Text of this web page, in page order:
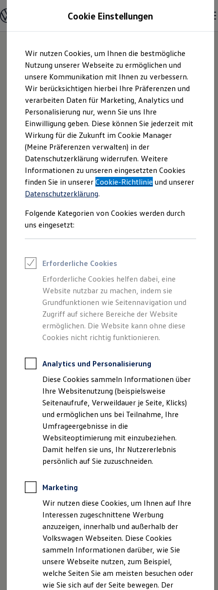
Hauptinhalt
springen
Footer
springen
Modelle und Konfigurator
Konfigurator
Modelle vergleichen
Elektroautos
ENERGY Sondermodelle
Nutzfahrzeuge
SUV und CUV
Familienautos
Kombis
Kompaktwagen
Sportwagen
Schnell verfügbare Fahrzeuge
Angebote und Produkte
Aktuelle Angebote
E-Auto-Förderung
Volkswagen Marktplatz
Die ENERGY Sondermodelle
Junge Gebrauchtwagen und Gebrauchtwagen
Volkswagen Zertifizierte Gebrauchtwagen
Elektromobilität bei Gebrauchtwagen
Saisonangebote
Reifenpakete
Leasing
Leasing-Angebote
Elektroauto Leasing
Kleinwagen-Leasing
Leasing ohne Anzahlung
Finanzierung
Autokredit mit Schlussrate
Versicherungen und Garantien
Kfz-Versicherung
Restschuldversicherungen
Garantien
Professional Class bei Volkswagen
Behörden
Direktkunden
Sonderfahrzeuge
Anpfiff zum Gewinn
Elektromobilität
Elektroautos
ID. Tutorials
Elektrofahrzeugkonzepte
ID. EVERY1
Reichweite
Rekuperation
Laden unterwegs
Laden Zuhause
Ladestationen finden
Ladezeitensimulator
Batterie
Sicherheit
Nachhaltigkeit
Technologie
Kosten und Kauf
Autohaus Otto Horn
Inh. Heike Horn e.K. |
Impressum &
Rechtliches
Hier finden Sie Informationen über uns
(Autohaus Otto Horn Inh. Heike Horn
e.K.) als verantwortlichen Anbieter von
Inhalten und Angeboten, die auf dieser
Impressum
Datenschutzerklärung
Impressum
Autohaus Otto Horn
Hainbuchenstr. 1
65597 Hünfelden
Tel.: 06438-2224
E-Mail:info@autohaus-horn.de
Inhaber: Heike Horn
Handelsregister: HRA 0830 AG Limburg
Umsatzsteuer ID gemäß §27a Umsatzsteuergesetz
Verantwortlicher im Sinne des §10 Absatz 3
Mediendienste-Staatsvertrag:
Hinweis gemäß § 36
Verbraucherstreitbeilegungsgesetz (VSBG) Wir sind
zur Teilnahme an einem Streitbeilegungsverfahren
vor einer Verbraucherschlichtungsstelle weder bereit
noch dazu verpflichtet.
Als Meisterbetrieb der Kfz-Innung bieten wir
Cookie Einstellungen
Wir nutzen Cookies, um Ihnen die bestmögliche
Nutzung unserer Webseite zu ermöglichen und
unsere Kommunikation mit Ihnen zu verbessern.
Wir berücksichtigen hierbei Ihre Präferenzen und
verarbeiten Daten für Marketing, Analytics und
Personalisierung nur, wenn Sie uns Ihre
Einwilligung geben. Diese können Sie jederzeit mit
Wirkung für die Zukunft im Cookie Manager
(Meine Präferenzen verwalten) in der
Datenschutzerklärung widerrufen. Weitere
Informationen zu unseren eingesetzten Cookies
finden Sie in unsererCookie-Richtlinie und unserer
Datenschutzerklärung.
Folgende Kategorien von Cookies werden durch
uns eingesetzt:
Erforderliche Cookies
Erforderliche Cookies helfen dabei, eine
Website nutzbar zu machen, indem sie
Grundfunktionen wie Seitennavigation und
Zugriff auf sichere Bereiche der Website
ermöglichen. Die Website kann ohne diese
Cookies nicht richtig funktionieren.
Analytics und Personalisierung
Diese Cookies sammeln Informationen über
Ihre Websitenutzung (beispielsweise
Seitenaufrufe, Verweildauer je Seite, Klicks)
und ermöglichen uns bei Teilnahme, Ihre
Umfrageergebnisse in die
Websiteoptimierung mit einzubeziehen.
Damit helfen sie uns, Ihr Nutzererlebnis
persönlich auf Sie zuzuschneiden.
Marketing
Wir nutzen diese Cookies, um Ihnen auf Ihre
Interessen zugeschnittene Werbung
anzuzeigen, innerhalb und außerhalb der
Volkswagen Webseiten. Diese Cookies
sammeln Informationen darüber, wie Sie
unsere Webseite nutzen, zum Beispiel,
welche Seiten Sie am meisten besuchen oder
wie Sie sich auf der Seite bewegen. Der